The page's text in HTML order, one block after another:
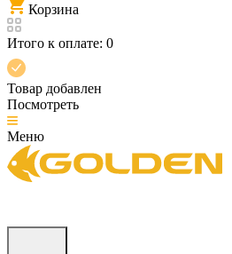
Корзина
Итого к оплате: 0
Товар добавлен
Посмотреть
Меню